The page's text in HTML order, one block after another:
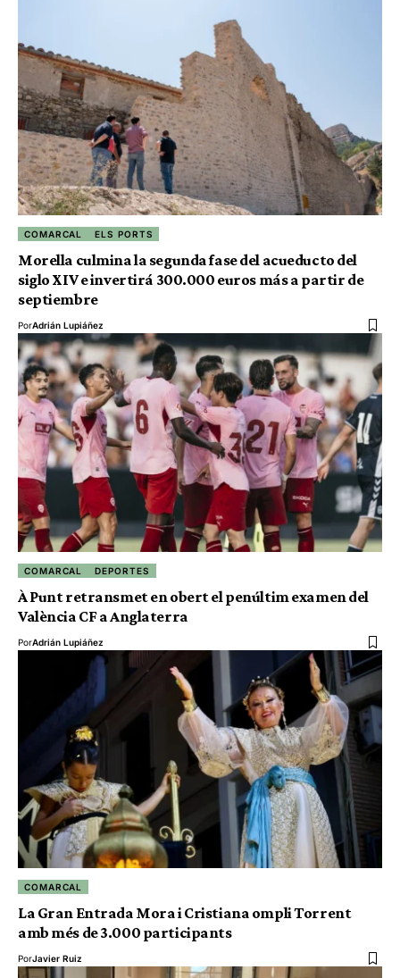
COMARCAL ELS PORTS
Morella culmina la segunda fase del acueducto del
siglo XIV e invertirá 300.000 euros más a partir de
septiembre
PorAdrián Lupiáñez
COMARCAL DEPORTES
À Punt retransmet en obert el penúltim examen del
València CF a Anglaterra
PorAdrián Lupiáñez
COMARCAL
La Gran Entrada Mora i Cristiana ompli Torrent
amb més de 3.000 participants
PorJavier Ruiz